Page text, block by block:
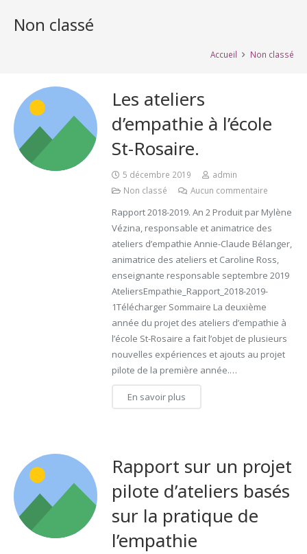
Non classé
Accueil Non classé
Les ateliers
d’empathie à l’école
St-Rosaire.
5 décembre 2019
admin
Non classé
Aucun commentaire
Rapport 2018-2019. An 2 Produit par Mylène
Vézina, responsable et animatrice des
ateliers d’empathie Annie-Claude Bélanger,
animatrice des ateliers et Caroline Ross,
enseignante responsable septembre 2019
AteliersEmpathie_Rapport_2018-2019-
1Télécharger Sommaire La deuxième
année du projet des ateliers d’empathie à
l’école St-Rosaire a fait l’objet de plusieurs
nouvelles expériences et ajouts au projet
pilote de la première année.…
En savoir plus
Rapport sur un projet
pilote d’ateliers basés
sur la pratique de
l’empathie